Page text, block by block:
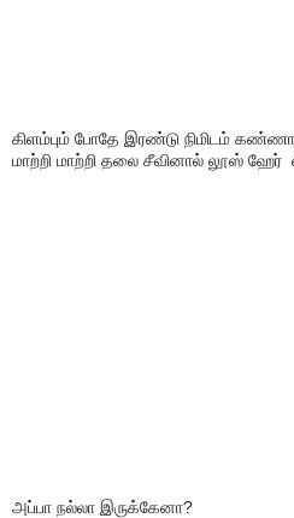
கிளம்பும் போதே இரண்டு நிமிடம்
மாற்றி மாற்றி தலை சீவினால் லூஸ் ஹேர்
அப்பா நல்லா இருக்கேனா?